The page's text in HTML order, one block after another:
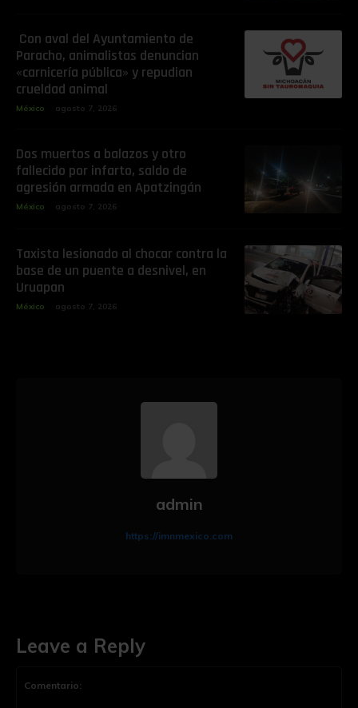
Con aval del Ayuntamiento de
Paracho, animalistas denuncian
«carnicería pública» y repudian
crueldad animal
México agosto 7, 2026
Dos muertos a balazos y otro
fallecido por infarto, saldo de
agresión armada en Apatzingán
México agosto 7, 2026
Taxista lesionado al chocar contra la
base de un puente a desnivel, en
Uruapan
México agosto 7, 2026
Leave a Reply
admin
https://imnmexico.com